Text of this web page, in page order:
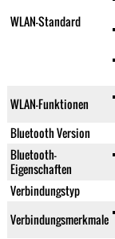
WLAN-Standard
WLAN-Funktionen
Bluetooth Version
Bluetooth-
Eigenschaften
Verbindungstyp
Verbindungsmerkmale